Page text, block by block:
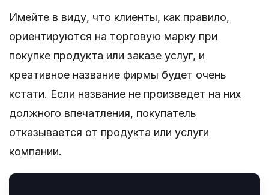
Имейте в виду, что клиенты, как правило,
ориентируются на торговую марку при
покупке продукта или заказе услуг, и
креативное название фирмы будет очень
кстати. Если название не произведет на них
должного впечатления, покупатель
отказывается от продукта или услуги
компании.